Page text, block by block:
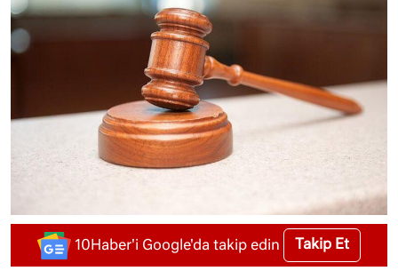
10Haber'i Google'da takip edin Takip Et